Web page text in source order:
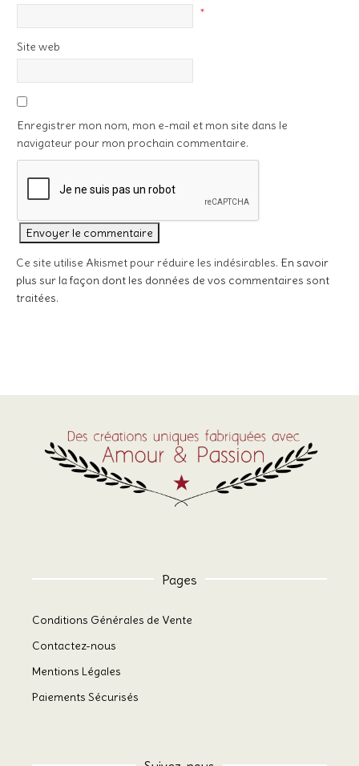
*
Site web
Enregistrer mon nom, mon e-mail et mon site dans le
navigateur pour mon prochain commentaire.
Ce site utilise Akismet pour réduire les indésirables. En savoir
plus sur la façon dont les données de vos commentaires sont
traitées.
Pages
Conditions Générales de Vente
Contactez-nous
Mentions Légales
Paiements Sécurisés